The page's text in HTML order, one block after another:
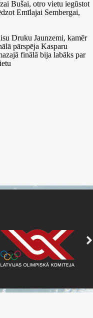
Bušai, otro vietu iegūstot
Emīlajai Sembergai,
Druku Jaunzemi, kamēr
pārspēja Kasparu
finālā bija labāks par